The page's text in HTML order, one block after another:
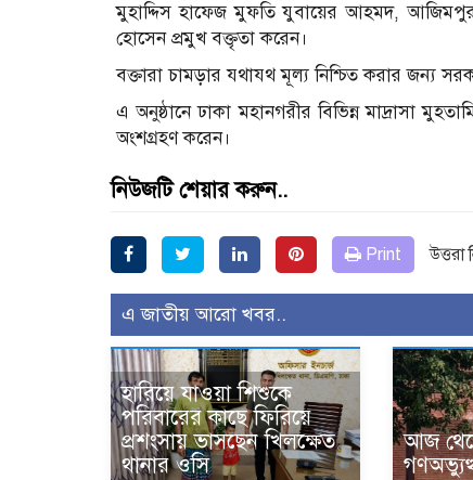
মুহাদ্দিস হাফেজ মুফতি যুবায়ের আহমদ,
হোসেন প্রমুখ বক্তৃতা করেন।
বক্তারা চামড়ার যথাযথ মূল্য নিশ্চিত করার জন্য
এ অনুষ্ঠানে ঢাকা মহানগরীর বিভিন্ন মাদ্রাসা
অংশগ্রহণ করেন।
নিউজটি শেয়ার করুন..
Print
এ জাতীয় আরো খবর..
হারিয়ে যাওয়া শিশুকে
পরিবারের কাছে ফিরিয়ে
প্রশংসায় ভাসছেন খিলক্ষেত
থানার ওসি
আজ